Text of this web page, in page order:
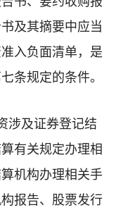
及其摘要中应当
入负面清单，是
条规定的条件。
涉及证券登记结
有关规定办理相
机构办理相关手
报告、股票发行